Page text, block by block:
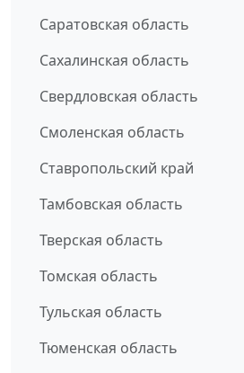
Саратовская область
Сахалинская область
Свердловская область
Смоленская область
Ставропольский край
Тамбовская область
Тверская область
Томская область
Тульская область
Тюменская область